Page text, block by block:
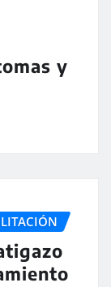
y